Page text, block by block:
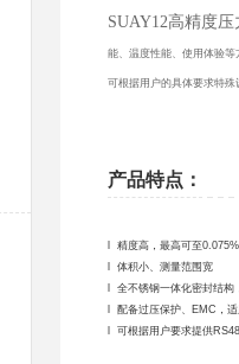
SUAY12高精度
能、温度性能、使用体验等
可根据用户的具体要求特殊
产品特点：
l 精度高，最高可至
l 体积小、测量范围宽
l 全不锈钢一体化密封结
l 配备过压保护、EMC，
l 可根据用户要求提供